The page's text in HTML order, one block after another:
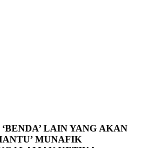
LAIN YANG AKAN
MUNAFIK